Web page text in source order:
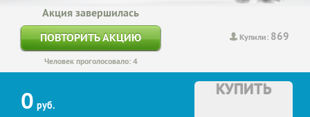
Купили: 869
Акция завершилась
ПОВТОРИТЬ АКЦИЮ
Человек проголосовало: 4
0 руб.
КУПИТЬ